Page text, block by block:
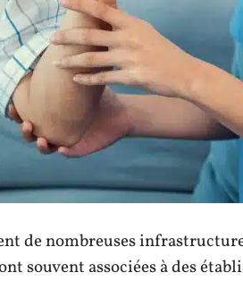
de nombreuses
souvent associées à des